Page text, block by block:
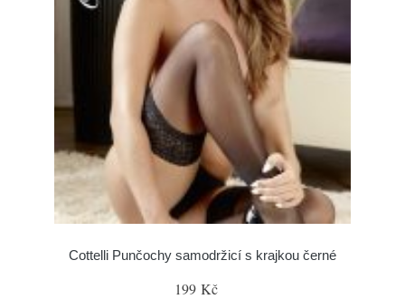
Cottelli Punčochy samodržicí s krajkou černé
199 Kč